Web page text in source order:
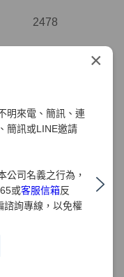
×
明來電、簡訊、連
簡訊或LINE邀請
公司名義之行為，
或客服信箱反
諮詢專線，以免權
61
13449
2496